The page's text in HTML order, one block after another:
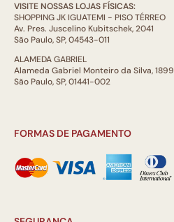
VISITE NOSSAS LOJAS FÍSICAS:
SHOPPING JK IGUATEMI - PISO TÉRREO
Av. Pres. Juscelino Kubitschek, 2041
São Paulo, SP, 04543-011
ALAMEDA GABRIEL
Alameda Gabriel Monteiro da Silva, 1899
São Paulo, SP, 01441-002
FORMAS DE PAGAMENTO